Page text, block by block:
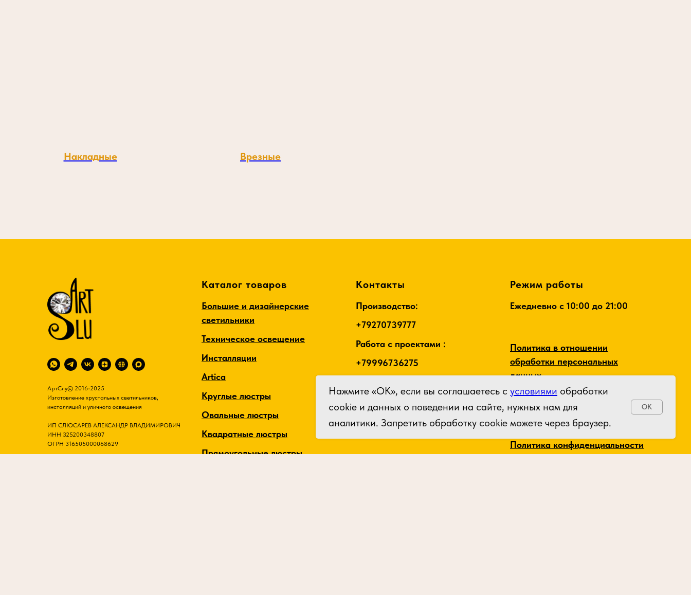
Накладные Врезные
Нажмите «ОК», если вы соглашаетесь с условиями обработки
cookie и данных о поведении на сайте, нужных нам для
аналитики. Запретить обработку cookie можете через браузер.
OK
АртСлу© 2016-2025
Изготовление хрустальных светильников,
инсталляций и уличного освещения
ИП СЛЮСАРЕВ АЛЕКСАНДР ВЛАДИМИРОВИЧ
ИНН 325200348807
ОГРН 316505000068629
Каталог товаров
Большие и дизайнерские
светильники
Техническое освещение
Инсталляции
Artica
Круглые люстры
Овальные люстры
Квадратные люстры
Прямоугольные люстры
Контакты
Производство:
+79270739777
Работа с проектами :
+79996736275
Режим работы
Ежедневно c 10:00 до 21:00
Политика в отношении
обработки персональных
данных
Политика конфиденциальности